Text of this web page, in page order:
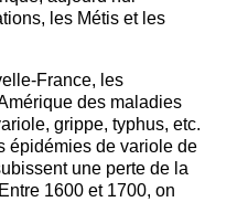
les Métis et les
France, les
des maladies
grippe, typhus, etc.
épidémies de variole de
une perte de la
1600 et 1700, on